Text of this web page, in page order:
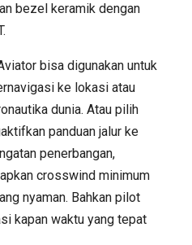
bezel keramik dengan
bisa digunakan untuk
ke lokasi atau
dunia. Atau pilih
panduan jalur ke
penerbangan,
crosswind minimum
nyaman. Bahkan pilot
kapan waktu yang tepat